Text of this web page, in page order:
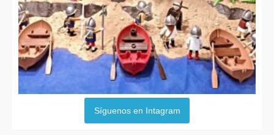
Síguenos en Intagram